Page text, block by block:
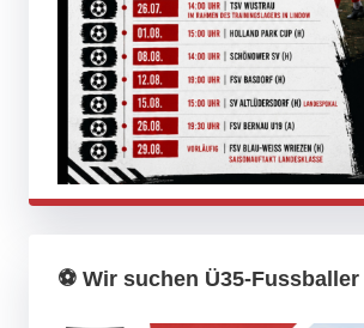
⚽️ Wir suchen Ü35-Fussballer